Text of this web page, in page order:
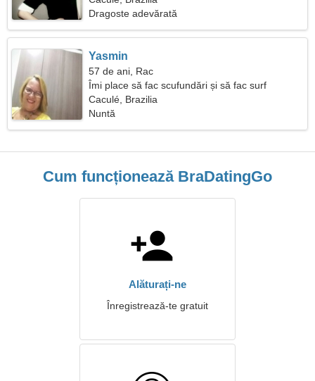
Dragoste adevărată
Yasmin
57 de ani, Rac
Îmi place să fac scufundări și să fac surf
Caculé, Brazilia
Nuntă
Cum funcționează BraDatingGo
Alăturați-ne
Înregistrează-te gratuit